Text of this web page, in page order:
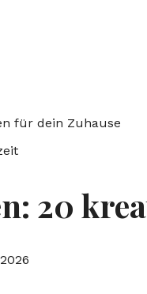
für dein Zuhause
20